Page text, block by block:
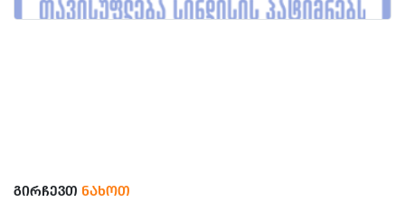
ᲒᲘᲠᲩᲔᲕᲗ ᲜᲐᲮᲝᲗ